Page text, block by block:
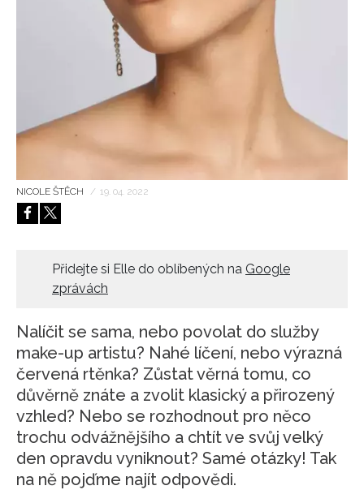
NICOLE ŠTĚCH / 19. 04. 2022
Přidejte si Elle do oblíbených na Google
zprávách
Nalíčit se sama, nebo povolat do služby
make-up artistu? Nahé líčení, nebo výrazná
červená rtěnka? Zůstat věrná tomu, co
důvěrně znáte a zvolit klasický a přirozený
vzhled? Nebo se rozhodnout pro něco
trochu odvážnějšího a chtít ve svůj velký
den opravdu vyniknout? Samé otázky! Tak
na ně pojďme najít odpovědi.